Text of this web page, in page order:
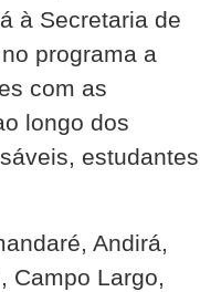
à Secretaria de
programa a
com as
longo dos
estudantes
Andirá,
Campo Largo,